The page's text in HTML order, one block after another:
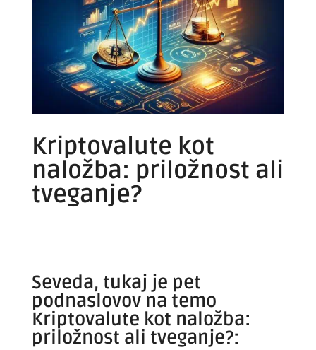
Kriptovalute kot
naložba: priložnost ali
tveganje?
Seveda, tukaj je pet
podnaslovov na temo
Kriptovalute kot naložba:
priložnost ali tveganje?: